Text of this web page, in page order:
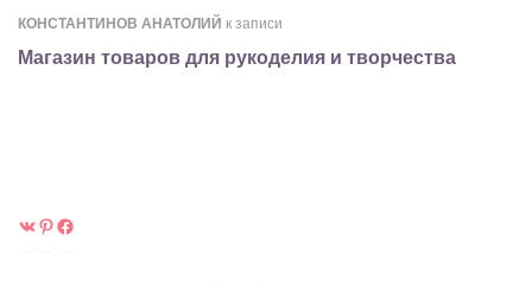
КОНСТАНТИНОВ АНАТОЛИЙ к записи
Магазин товаров для рукоделия и творчества
ВКонтакте
Pinterest